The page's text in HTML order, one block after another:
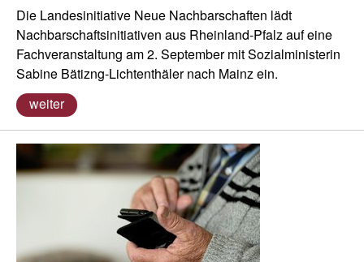
Die Landesinitiative Neue Nachbarschaften lädt
Nachbarschaftsinitiativen aus Rheinland-Pfalz auf eine
Fachveranstaltung am 2. September mit Sozialministerin
Sabine Bätizng-Lichtenthäler nach Mainz ein.
weiter